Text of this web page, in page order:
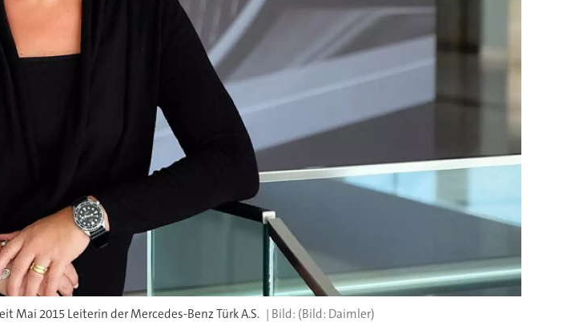
Mai 2015 Leiterin der Mercedes-Benz Türk A.S. (Bild: Daimler)